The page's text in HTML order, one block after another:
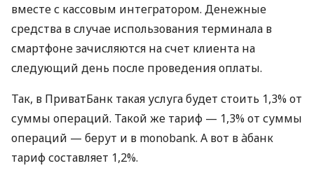
вместе с кассовым интегратором. Денежные
средства в случае использования терминала в
смартфоне зачисляются на счет клиента на
следующий день после проведения оплаты.
Так, в ПриватБанк такая услуга будет стоить 1,3% от
суммы операций. Такой же тариф — 1,3% от суммы
операций — берут и в monobank. А вот в àбанк
тариф составляет 1,2%.